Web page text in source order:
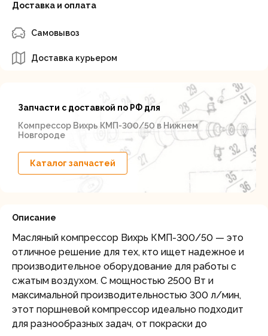
Доставка и оплата
Самовывоз
Доставка курьером
Запчасти с доставкой по РФ для
Компрессор Вихрь КМП-300/50 в Нижнем
Новгороде
Каталог запчастей
Описание
Масляный компрессор Вихрь КМП-300/50 — это
отличное решение для тех, кто ищет надежное и
производительное оборудование для работы с
сжатым воздухом. С мощностью 2500 Вт и
максимальной производительностью 300 л/мин,
этот поршневой компрессор идеально подходит
для разнообразных задач, от покраски до